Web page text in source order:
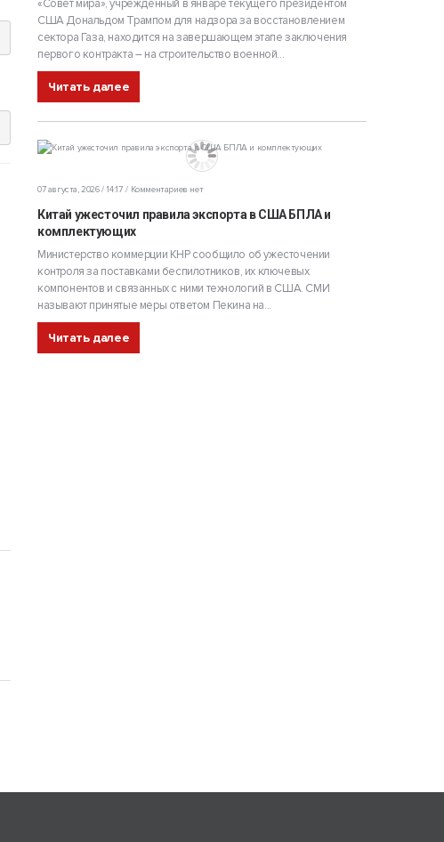
«Совет мира», учрежденный в январе текущего президентом
США Дональдом Трампом для надзора за восстановлением
сектора Газа, находится на завершающем этапе заключения
первого контракта – на строительство военной...
Читать далее
07 августа, 2026 / 14:17 Комментариев нет
Китай ужесточил правила экспорта в США БПЛА и
комплектующих
Министерство коммерции КНР сообщило об ужесточении
контроля за поставками беспилотников, их ключевых
компонентов и связанных с ними технологий в США. СМИ
называют принятые меры ответом Пекина на...
Читать далее